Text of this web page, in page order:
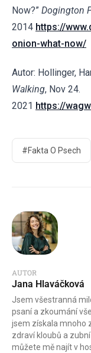
Now?” Dogington
2014 https://
onion-what-now/
Autor: Hollinger,
Walking, Nov 24.
2021 https://
#Fakta O Psech
AUTOR
Jana Hlaváčková
Jsem všestranná
psaní a zkoumání
jsem získala mnoho
zdraví kloubů a
můžete mě najít v